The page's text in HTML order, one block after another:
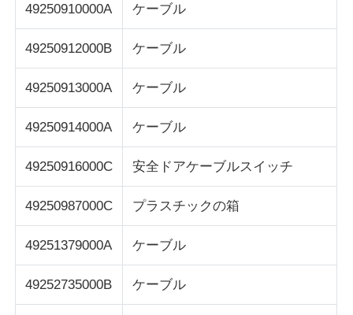
49250910000A ケーブル
49250912000B ケーブル
49250913000A ケーブル
49250914000A ケーブル
49250916000C 安全ドアケーブルスイッチ
49250987000C プラスチックの箱
49251379000A ケーブル
49252735000B ケーブル